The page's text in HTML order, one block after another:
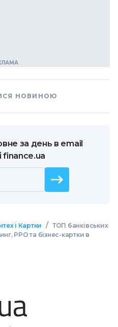
НОВИНОЮ
за день в email
finance.ua
і Картки / ТОП банківських
РРО та бізнес-картки в